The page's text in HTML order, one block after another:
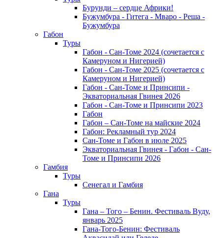
Бурунди – сердце Африки!
Бужумбура - Гитега - Мваро - Реша -
Бужумбура
Габон
Туры
Габон - Сан-Томе 2024 (сочетается с
Камеруном и Нигерией)
Габон - Сан-Томе 2025 (сочетается с
Камеруном и Нигерией)
Габон - Сан-Томе и Принсипи -
Экваториальная Гвинея 2026
Габон - Сан-Томе и Принсипи 2023
Габон
Габон – Сан-Томе на майские 2024
Габон: Рекламный тур 2024
Сан-Томе и Габон в июле 2025
Экваториальная Гвинея - Габон - Сан-
Томе и Принсипи 2026
Гамбия
Туры
Сенегал и Гамбия
Гана
Туры
Гана – Того – Бенин. Фестиваль Вуду,
январь 2025
Гана-Того-Бенин: Фестиваль